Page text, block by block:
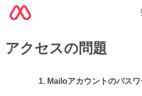
アクセスの問題
1. Mailoアカウントのパス